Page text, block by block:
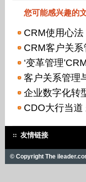
您可能感兴趣的
CRM使用心
CRM客户关
‘变革管理
客户关系管理
企业数字化转
CDO大行当
友情链接
© Copyright The